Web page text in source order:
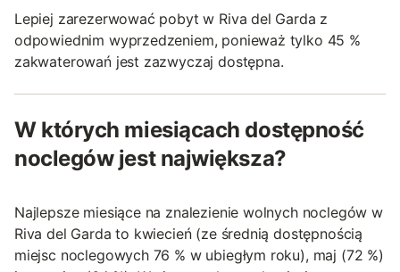
Lepiej zarezerwować pobyt w Riva del Garda z
odpowiednim wyprzedzeniem, ponieważ tylko 45 %
zakwaterowań jest zazwyczaj dostępna.
W których miesiącach dostępność
noclegów jest największa?
Najlepsze miesiące na znalezienie wolnych noclegów w
Riva del Garda to kwiecień (ze średnią dostępnością
miejsc noclegowych 76 % w ubiegłym roku), maj (72 %)